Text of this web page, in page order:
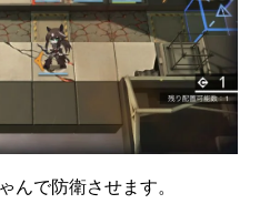
んで防衛させます。